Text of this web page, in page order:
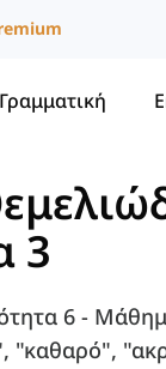
Γραμματική
3
6 -
"καθαρό",